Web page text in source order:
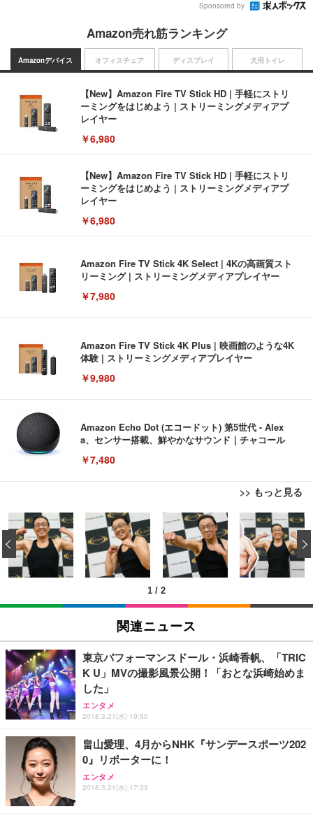
Sponsored by
Amazon売れ筋ランキング
Amazonデバイス
【New】Amazon Fire TV Stick HD | 手軽にストリ
ーミングをはじめよう | ストリーミングメディアプ
レイヤー
￥6,980
【New】Amazon Fire TV Stick HD | 手軽にストリ
ーミングをはじめよう | ストリーミングメディアプ
レイヤー
￥6,980
Amazon Fire TV Stick 4K Select | 4Kの高画質スト
リーミング | ストリーミングメディアプレイヤー
￥7,980
Amazon Fire TV Stick 4K Plus | 映画館のような4K
体験 | ストリーミングメディアプレイヤー
￥9,980
Amazon Echo Dot (エコードット) 第5世代 - Alex
a、センサー搭載、鮮やかなサウンド｜チャコール
￥7,480
>> もっと見る
オフィスチェア
[EdoErgo] オフィスチェア 椅子 テレワーク 疲れな
い 跳ね上げ式アームレスト コンパクト 約105度ロッ
キング pc 事務椅子 360度回転 座面昇降 強化ナイロ
ン樹脂ベース 通気性メッシュ 在宅ワーク H-WY01
(黒網+黒枠+黒足)
￥5,699
SIHOO B100 オフィスチェア／デスクチェア メッシ
ュチェア 人間工学 疲れない ブラック
￥27,999
Sezlife オフィスチェア デスクチェア 疲れない テレ
ワーク チェア 強化バックレスト 30度ロッキング機
能 人間工学 椅子 腰サポート 90度跳ね上げ式アーム
レスト 3Dヘッドレスト ハンガー付き 高反発クッシ
務用 おしゃれ パソコンチェア (ブラック)
Sezlife オフィスチェア デスクチェア 疲れない テレ
ワーク チェア 強化バックレスト 30度ロッキング機
能 人間工学 椅子 腰サポート 90度跳ね上げ式アーム
ディスプレイ
EIZO ビジネス向けプレミアムモニター | FlexScan
EV3240X-WT | 31.5型4K UHD・USB Type-C・ホワ
イト
￥105,595
EIZO ビジネス向けプレミアムモニター | FlexScan
￥109,572
【純正品】27"ゲーミングモニター DualSense 充電
フック付き（CFI-ZDM1J）
￥49,979
【整備済み品】Dell E2724HS 27インチ 液晶モニタ
ー フルHD（1920×1080）VA 非光沢 HDMI/DisplayP
ort/VGA スピーカー内蔵 高さ調整 スイベル VESA対
犬用トイレ
Amazonベーシック ペットシーツ 薄型 レギュラー 1
回使い捨て 無香料 ホワイト 300枚
￥3,373
Amazonベーシック ペットシーツ 厚型 ワイド 42枚
x2袋(84枚) ホワイト(吸収面:ライトブルー)
￥3,234
ネオ・ルーライフ ネオ・オムツ L 中型犬用 26枚入
り 単品
￥1,800
Smart Basic(スマートベーシック) 【Amazon.co.jp
限定】 Smart Basic アイリスオーヤマ ペットシーツ
超厚型 お徳用 ワイド 100枚入 (x 1) (ケース販売)
1 / 2
‹
関連ニュース
東京パフォーマンスドール・浜崎香帆、「TRIC
K U」MVの撮影風景公開！「おとな浜崎始めま
した」
エンタメ
2018.3.21(水) 19:50
畠山愛理、4月からNHK『サンデースポーツ202
0』リポーターに！
エンタメ
2018.3.21(水) 17:33